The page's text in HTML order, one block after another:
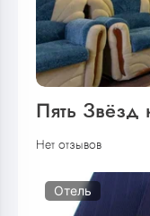
Пять Звёзд
Нет отзывов
Отель